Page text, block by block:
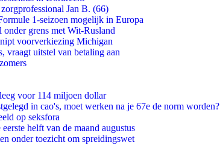
Jan B. (66)
1-seizoen mogelijk in Europa
grens met Wit-Rusland
voorverkiezing Michigan
vraagt uitstel van betaling aan
voor 114 miljoen dollar
in cao's, moet werken na je 67e de norm worden?
op seksfora
helft van de maand augustus
onder toezicht om spreidingswet